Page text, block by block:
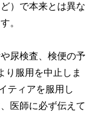
）で本来とは異な
。
尿検査、検便の予
り服用を中止しま
ティアを服用し
医師に必ず伝えて